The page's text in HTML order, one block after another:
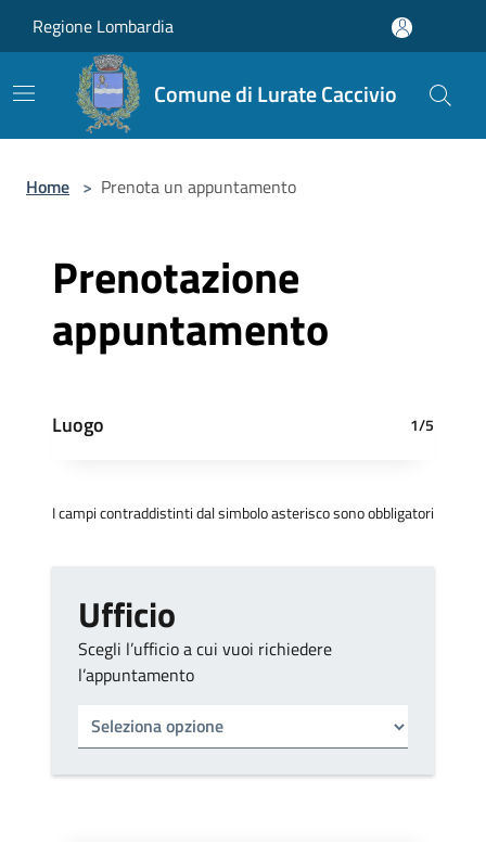
Regione Lombardia
Comune di Lurate Caccivio
Home > Prenota un appuntamento
Prenotazione
appuntamento
Luogo 1/5
I campi contraddistinti dal simbolo asterisco sono obbligatori
Ufficio
Scegli l’ufficio a cui vuoi richiedere
l’appuntamento
Tipo di ufficio